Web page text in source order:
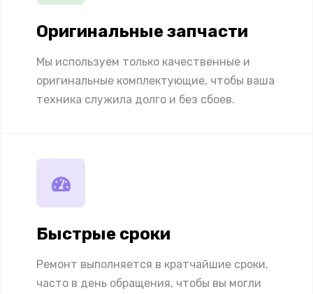
Оригинальные запчасти
Мы используем только качественные и
оригинальные комплектующие, чтобы ваша
техника служила долго и без сбоев.
Быстрые сроки
Ремонт выполняется в кратчайшие сроки,
часто в день обращения, чтобы вы могли